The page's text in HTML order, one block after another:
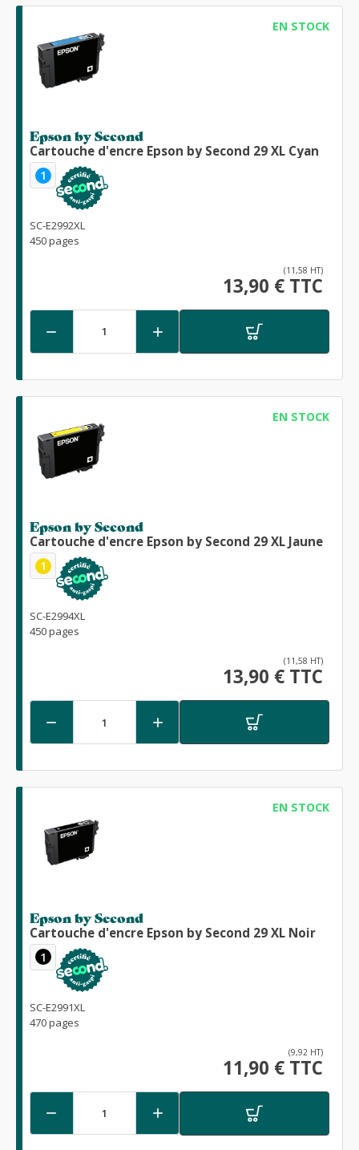
EN STOCK
Epson by Second
Cartouche d'encre Epson by Second 29 XL Cyan
1
SC-E2992XL
450 pages
(11,58 HT)
13,90 € TTC
 
EN STOCK
Epson by Second
Cartouche d'encre Epson by Second 29 XL Jaune
1
SC-E2994XL
450 pages
(11,58 HT)
13,90 € TTC
 
EN STOCK
Epson by Second
Cartouche d'encre Epson by Second 29 XL Noir
1
SC-E2991XL
470 pages
(9,92 HT)
11,90 € TTC
 